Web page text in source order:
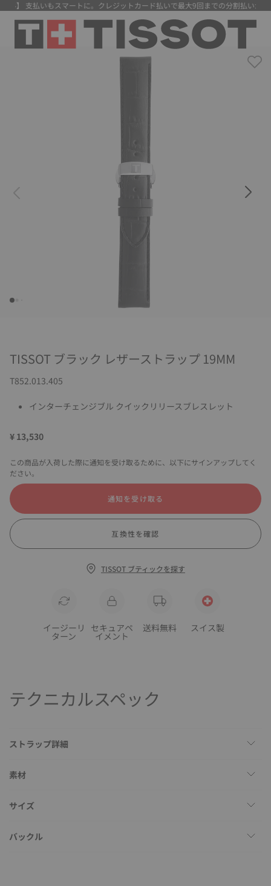
】 支払いもスマートに。クレジットカード払いで最大9回までの分割払いが可
TISSOT ブラック レザーストラップ 19MM
T852.013.405
インターチェンジブル クイックリリースブレスレット
¥ 13,530
この商品が入荷した際に通知を受け取るために、以下にサインアップしてく
ださい。
通知を受け取る
互換性を確認
TISSOT ブティックを探す
イージーリ
ターン
セキュアペ
イメント
送料無料 スイス製
テクニカルスペック
ストラップ詳細
素材
サイズ
バックル